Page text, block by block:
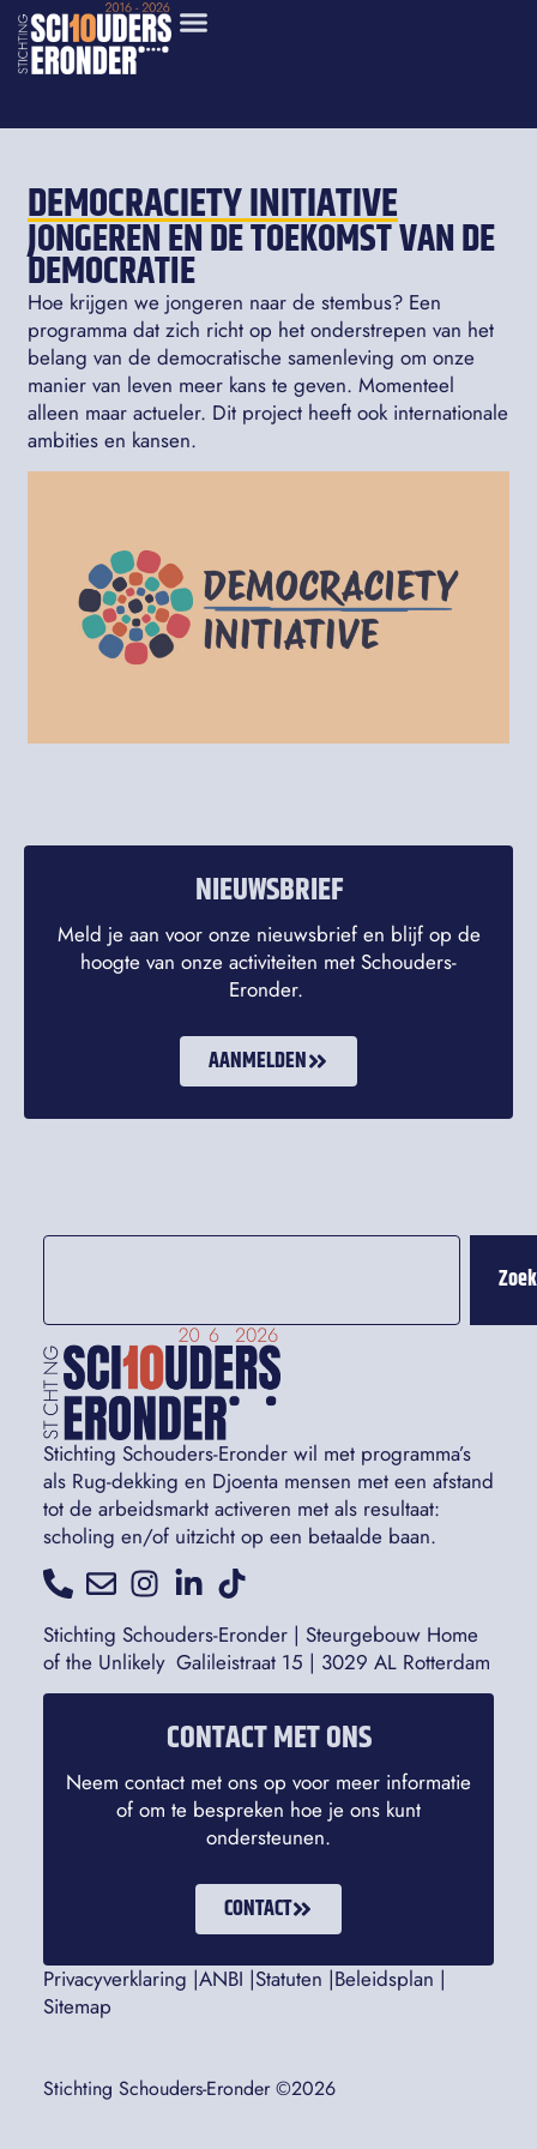
DEMOCRACIETY INITIATIVE
JONGEREN EN DE TOEKOMST VAN DE
DEMOCRATIE
Hoe krijgen we jongeren naar de stembus? Een
programma dat zich richt op het onderstrepen van het
belang van de democratische samenleving om onze
manier van leven meer kans te geven. Momenteel
alleen maar actueler. Dit project heeft ook internationale
ambities en kansen.
NIEUWSBRIEF
Meld je aan voor onze nieuwsbrief en blijf op de
hoogte van onze activiteiten met Schouders-
Eronder.
AANMELDEN
Stichting Schouders-Eronder wil met programma’s
als Rug-dekking en Djoenta mensen met een afstand
tot de arbeidsmarkt activeren met als resultaat:
scholing en/of uitzicht op een betaalde baan.
Stichting Schouders-Eronder | Steurgebouw Home
of the Unlikely Galileistraat 15 | 3029 AL Rotterdam
CONTACT MET ONS
Neem contact met ons op voor meer informatie
of om te bespreken hoe je ons kunt
ondersteunen.
CONTACT
Privacyverklaring |ANBI |Statuten |Beleidsplan |
Sitemap
Stichting Schouders-Eronder ©2026